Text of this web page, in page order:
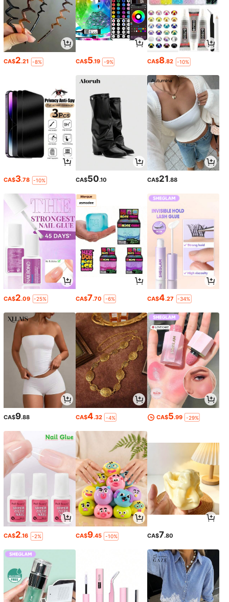
CA$2.21 -8% CA$5.19 -9% CA$8.82 -10%
CA$3.78 -10% CA$50.10 CA$21.88
CA$2.09 -25% CA$7.70 -6% CA$4.27 -34%
CA$9.88 CA$4.32 -4% CA$5.99 -29%
CA$2.16 -2% CA$9.45 -10% CA$7.80